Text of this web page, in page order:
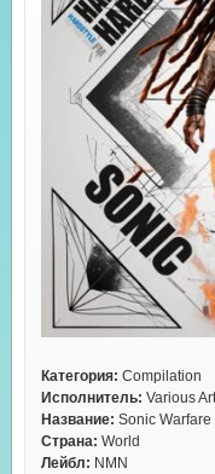
Категория: Compilation
Исполнитель: Various
Название: Sonic Warfare
Страна: World
Лейбл: NMN